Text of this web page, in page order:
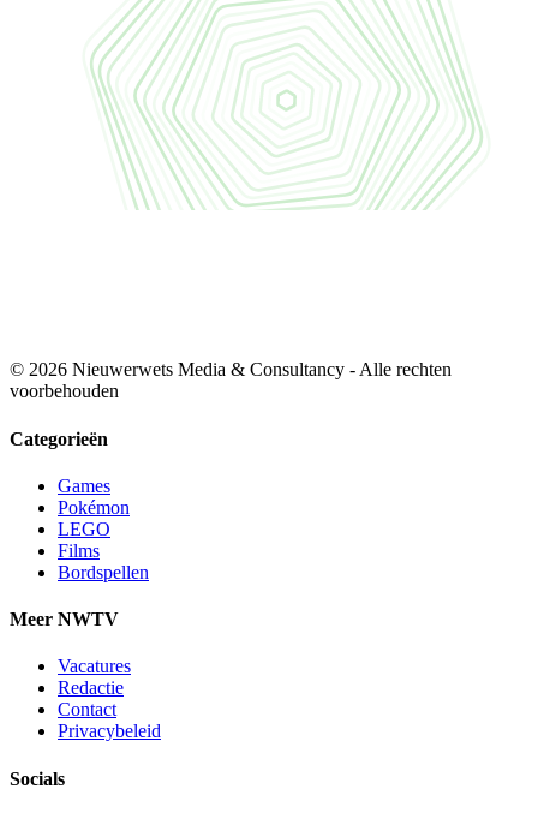
© 2026 Nieuwerwets Media & Consultancy - Alle rechten
voorbehouden
Categorieën
Games
Pokémon
LEGO
Films
Bordspellen
Meer NWTV
Vacatures
Redactie
Contact
Privacybeleid
Socials